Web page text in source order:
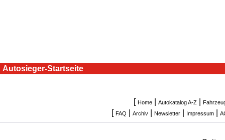
Autosieger-Startseite
[ Home| Autokatalog A-Z|
[ FAQ Archiv Newsletter Impressum